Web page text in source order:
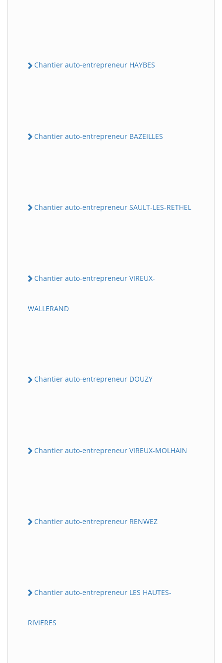
Chantier auto-entrepreneur HAYBES
Chantier auto-entrepreneur BAZEILLES
Chantier auto-entrepreneur SAULT-LES-RETHEL
Chantier auto-entrepreneur VIREUX-
WALLERAND
Chantier auto-entrepreneur DOUZY
Chantier auto-entrepreneur VIREUX-MOLHAIN
Chantier auto-entrepreneur RENWEZ
Chantier auto-entrepreneur LES HAUTES-
RIVIERES